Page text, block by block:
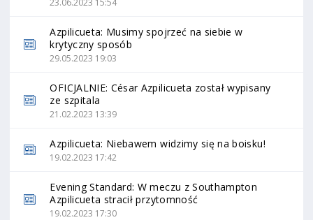
23.06.2023 15:54
Azpilicueta: Musimy spojrzeć na siebie w
krytyczny sposób
29.05.2023 19:03
OFICJALNIE: César Azpilicueta został wypisany
ze szpitala
21.02.2023 13:39
Azpilicueta: Niebawem widzimy się na boisku!
19.02.2023 17:42
Evening Standard: W meczu z Southampton
Azpilicueta stracił przytomność
19.02.2023 17:30